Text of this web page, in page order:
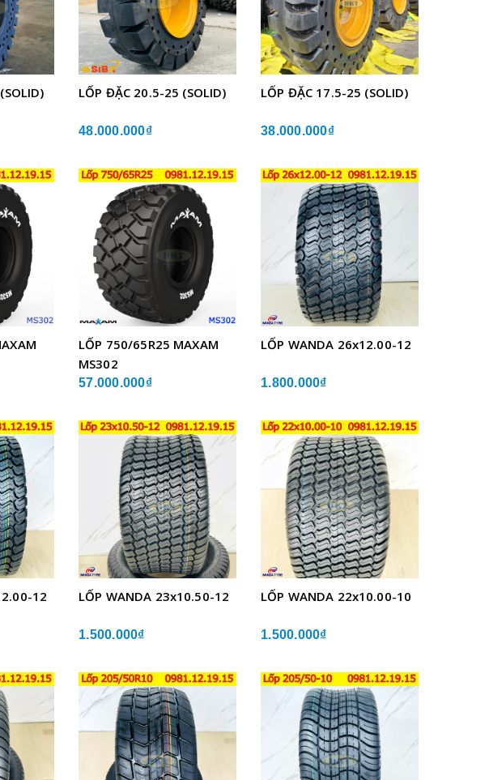
LỐP ĐẶC 20.5-25 (SOLID)
48.000.000₫
LỐP ĐẶC 17.5-25 (SOLID)
38.000.000₫
LỐP 750/65R25 MAXAM
MS302
57.000.000₫
LỐP WANDA 26x12.00-12
1.800.000₫
12 LỐP WANDA 23x10.50-12
1.500.000₫
LỐP WANDA 22x10.00-10
1.500.000₫